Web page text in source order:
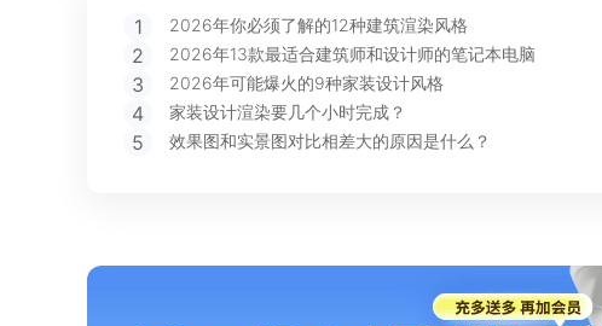
1 2026年你必须了解的12种建筑渲染风格
2 2026年13款最适合建筑师和设计师的笔记本电脑
3 2026年可能爆火的9种家装设计风格
4 家装设计渲染要几个小时完成？
5 效果图和实景图对比相差大的原因是什么？